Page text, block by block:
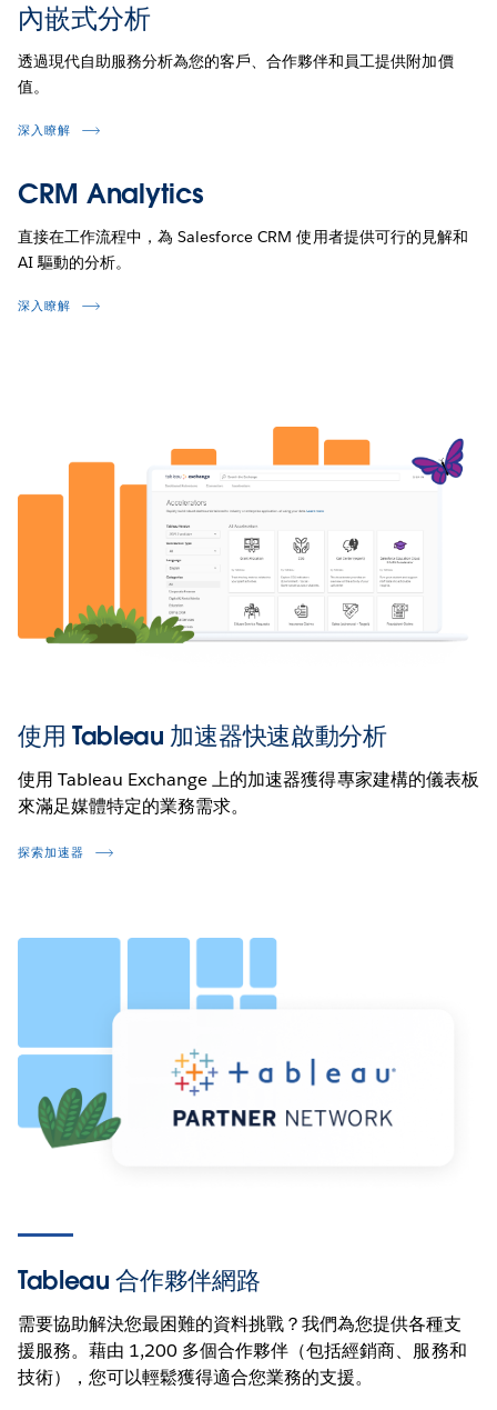
內嵌式分析
透過現代自助服務分析為您的客戶、合作夥伴和員工提供附加價
值。
深入瞭解
CRM Analytics
直接在工作流程中，為 Salesforce CRM 使用者提供可行的見解和
AI 驅動的分析。
深入瞭解
使用 Tableau 加速器快速啟動分析
使用 Tableau Exchange 上的加速器獲得專家建構的儀表板
來滿足媒體特定的業務需求。
探索加速器
Tableau 合作夥伴網路
需要協助解決您最困難的資料挑戰？我們為您提供各種支
援服務。藉由 1,200 多個合作夥伴（包括經銷商、服務和
技術），您可以輕鬆獲得適合您業務的支援。